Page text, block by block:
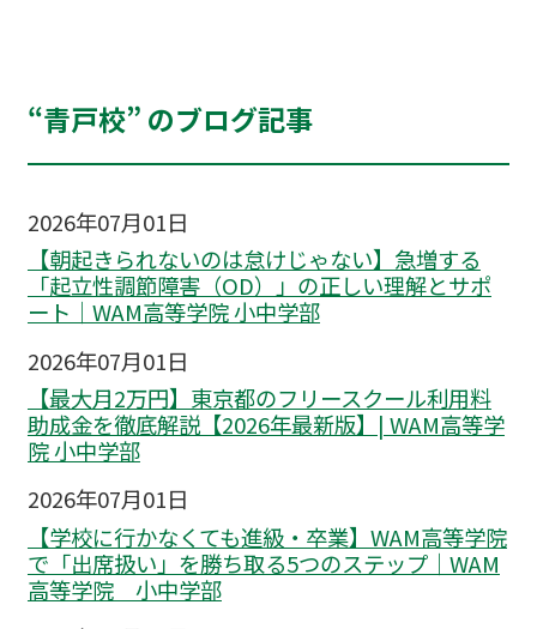
“青戸校” のブログ記事
2026年07月01日
【朝起きられないのは怠けじゃない】急増する
「起立性調節障害（OD）」の正しい理解とサポ
ート｜WAM高等学院 小中学部
2026年07月01日
【最大月2万円】東京都のフリースクール利用料
助成金を徹底解説【2026年最新版】| WAM高等学
院 小中学部
2026年07月01日
【学校に行かなくても進級・卒業】WAM高等学院
で「出席扱い」を勝ち取る5つのステップ｜WAM
高等学院 小中学部